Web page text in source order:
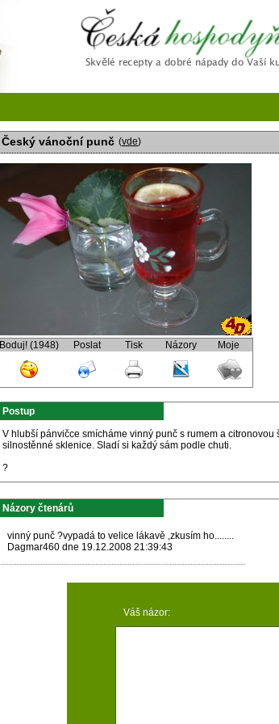
Česká hospodyňka
Český vánoční punč (vde)
Boduj! (1948) Poslat Tisk Názory Moje
Postup
V hlubší pánvičce smícháme vinný punč s rumem a
silnostěnné sklenice. Sladí si každý sám podle chuti.
?
Názory čtenárů
vinný punč ?vypadá to velice lákavě ,zkusím ho........
Dagmar460 dne 19.12.2008 21:39:43
Váš názor: